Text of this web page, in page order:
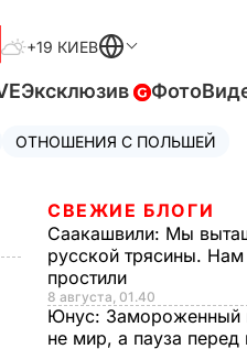
+19 КИЕВ
Эксклюзив Фото
ОТНОШЕНИЯ С ПОЛЬШЕЙ
СВЕЖИЕ БЛОГИ
Саакашвили: Мы
русской трясины. Нам
простили
8 августа, 01.40
Юнус: Замороженный
не мир, а пауза